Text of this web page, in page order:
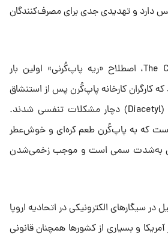
دارد و تهدیدی جدی برای مصرف‌کنندگان
به‌ گزارش The Conversation، اصطلاح «ریه پاپ‌کُرنی» اولین بار
رایج شد که کارگران کارخانه پاپ‌کُرن پس از استنشاق
ماده‌ای به‌ نام دی‌استیل (Diacetyl) دچار مشکلات تنفسی شدند.
که به پاپ‌کُرن طعم کره‌ای و خوش‌عطر
به‌شدت سمی است و موجب زخمی‌شدن
در سیگارهای الکترونیکی در اتحادیه اروپا
آمریکا و بسیاری از کشورها همچنان قانونی